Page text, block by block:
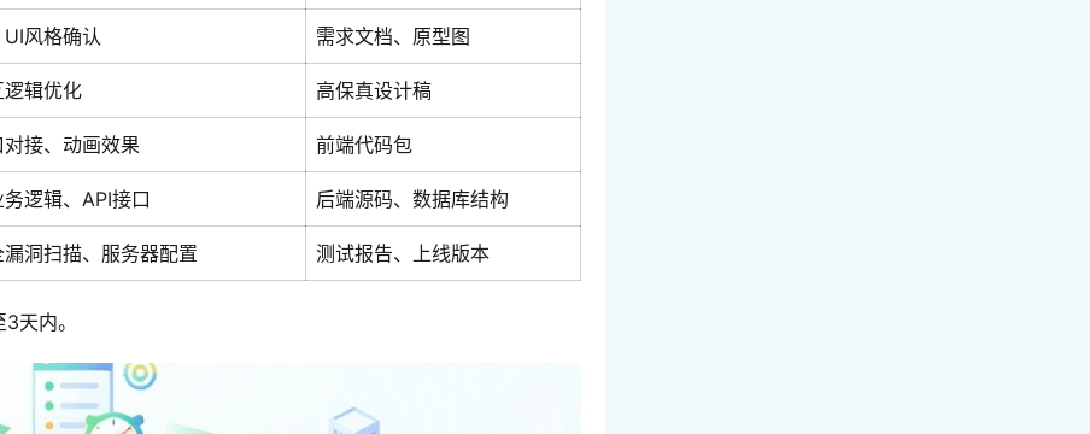
风格确认 需求文档、原型图
辑优化 高保真设计稿
接、动画效果 前端代码包
逻辑、API接口 后端源码、数据库结构
洞扫描、服务器配置 测试报告、上线版本
天内。